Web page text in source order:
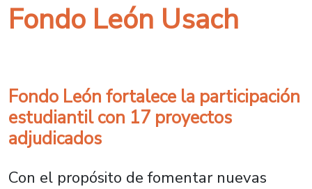
Fondo León Usach
Fondo León fortalece la participación
estudiantil con 17 proyectos
adjudicados
Con el propósito de fomentar nuevas